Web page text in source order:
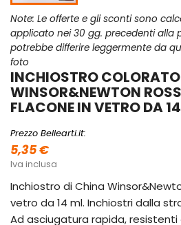
Note: Le offerte e gli sconti sono
applicato nei 30 gg. precedenti alla
potrebbe differire leggermente da
foto
INCHIOSTRO COLORATO
WINSOR&NEWTON
FLACONE IN VETRO DA
Prezzo Bellearti.it:
5,35 €
Iva inclusa
Inchiostro di China
vetro da 14 ml. Inchiostri dalla
Ad asciugatura rapida, resistenti